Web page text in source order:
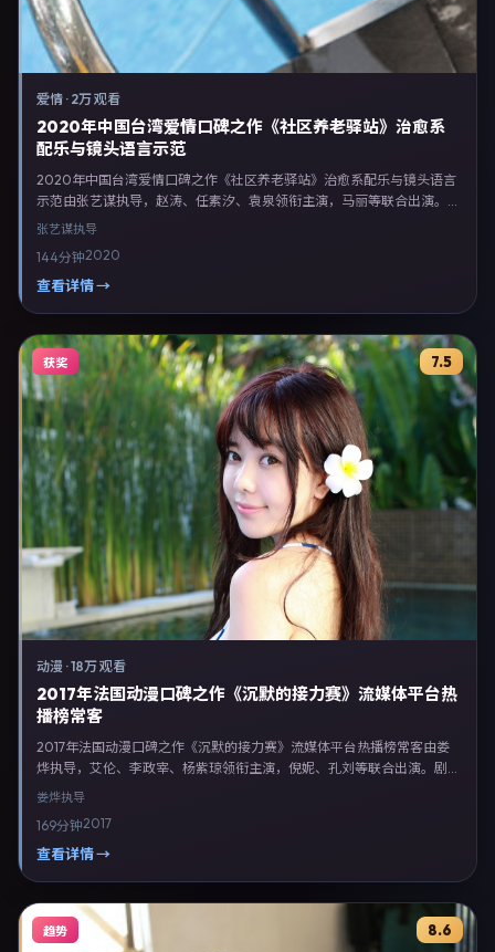
爱情 · 2万 观看
2020年中国台湾爱情口碑之作《社区养老驿站》治愈系
配乐与镜头语言示范
2020年中国台湾爱情口碑之作《社区养老驿站》治愈系配乐与镜头语言
示范由张艺谋执导，赵涛、任素汐、袁泉领衔主演，马丽等联合出演。剧
情以爱情类型为主线，融合中国台湾本土叙事与人物弧光，适合检索「爱
台湾首映礼举办，全国多城路演与线上观影同步开启。影片在节奏、摄影
与配乐上强调沉浸体验，可作为片单推荐、影评长文与专题策划的引用素
张艺谋执导
144分钟2020
查看详情 →
获奖 7.5
动漫 ·18万 观看
2017年法国动漫口碑之作《沉默的接力赛》流媒体平台热
播榜常客
2017年法国动漫口碑之作《沉默的接力赛》流媒体平台热播榜常客由娄
烨执导，艾伦、李政宰、杨紫琼领衔主演，倪妮、孔刘等联合出演。剧情
以动漫类型为主线，融合法国本土叙事与人物弧光，适合检索「动漫电影
随后登陆流媒体与电视端。影片在节奏、摄影与配乐上强调沉浸体验，可
作为片单推荐、影评长文与专题策划的引用素材。
娄烨执导
169分钟2017
查看详情 →
趋势 8.6